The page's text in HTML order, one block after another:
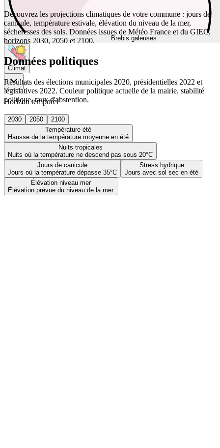
Brebis galeuses
Climat
Horizon temporel
2030 2050
2100
Température été
Hausse de la température moyenne en été
Nuits tropicales
Nuits où la température ne descend pas sous 20°C
Jours de canicule
Jours où la température dépasse 35°C
Stress hydrique
Jours avec sol sec en été
Élévation niveau mer
Élévation prévue du niveau de la mer
Découvrez les projections climatiques de votre commune : jours de
canicule, température estivale, élévation du niveau de la mer,
sécheresses des sols. Données issues de Météo France et du GIEC,
horizons 2030, 2050 et 2100.
Données politiques
Résultats des élections municipales 2020, présidentielles 2022 et
législatives 2022. Couleur politique actuelle de la mairie, stabilité
politique, taux d'abstention.